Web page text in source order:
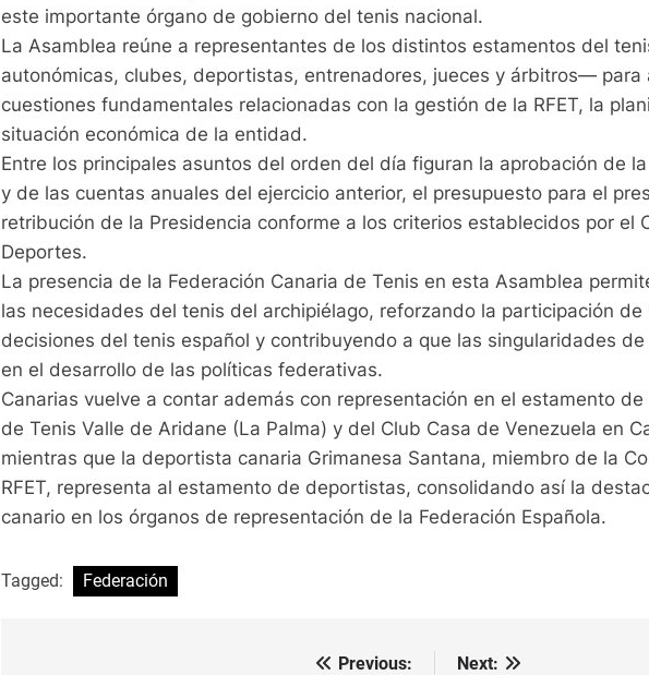
este importante órgano de gobierno del tenis nacional.
La Asamblea reúne a representantes de los distintos estamentos del
autonómicas, clubes, deportistas, entrenadores, jueces y árbitros— para
cuestiones fundamentales relacionadas con la gestión de la RFET, la
situación económica de la entidad.
Entre los principales asuntos del orden del día figuran la aprobación de
y de las cuentas anuales del ejercicio anterior, el presupuesto para el
retribución de la Presidencia conforme a los criterios establecidos por el
Deportes.
La presencia de la Federación Canaria de Tenis en esta Asamblea
las necesidades del tenis del archipiélago, reforzando la participación de
decisiones del tenis español y contribuyendo a que las singularidades
en el desarrollo de las políticas federativas.
Canarias vuelve a contar además con representación en el estamento
de Tenis Valle de Aridane (La Palma) y del Club Casa de Venezuela en
mientras que la deportista canaria Grimanesa Santana, miembro de la
RFET, representa al estamento de deportistas, consolidando así la
canario en los órganos de representación de la Federación Española.
Tagged: Federación
Previous:
Next: